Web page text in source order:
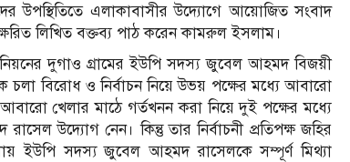
উপস্থিতিতে এলাকাবাসীর উদ্যোগে আয়োজিত সংবাদ
লিখিত বক্তব্য পাঠ করেন কামরুল ইসলাম।
দুগাও গ্রামের ইউপি সদস্য জুবেল আহমদ বিজয়ী
চলা বিরোধ ও নির্বাচন নিয়ে উভয় পক্ষের মধ্যে আবারো
খেলার মাঠে গর্তখনন করা নিয়ে দুই পক্ষের মধ্যে
উদ্যোগ নেন। কিন্তু তার নির্বাচনী প্রতিপক্ষ জহির
ইউপি সদস্য জুবেল আহমদ রাসেলকে সম্পূর্ণ মিথ্যা